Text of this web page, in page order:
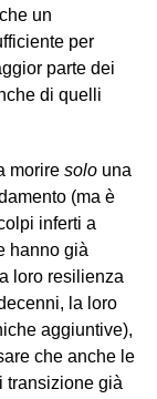
un
per
parte dei
di quelli
morire solo una
(ma è
inferti a
hanno già
loro resilienza
la loro
aggiuntive),
che anche le
transizione già